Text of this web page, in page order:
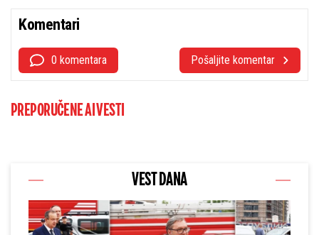
Komentari
0 komentara Pošaljite komentar
PREPORUČENE AI VESTI
VEST DANA